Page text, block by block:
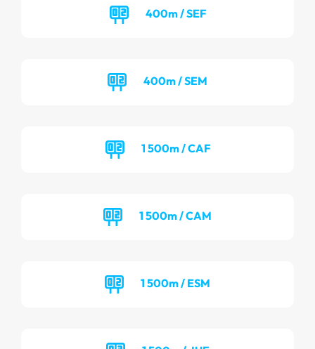
400m / SEF
400m / SEM
1 500m / CAF
1 500m / CAM
1 500m / ESM